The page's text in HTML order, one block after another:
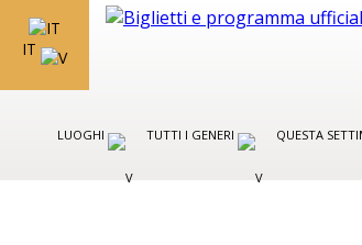
IT
LUOGHI TUTTI I GENERI QUESTA